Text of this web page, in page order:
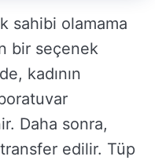
sahibi olamama
bir seçenek
kadının
Daha sonra,
edilir. Tüp